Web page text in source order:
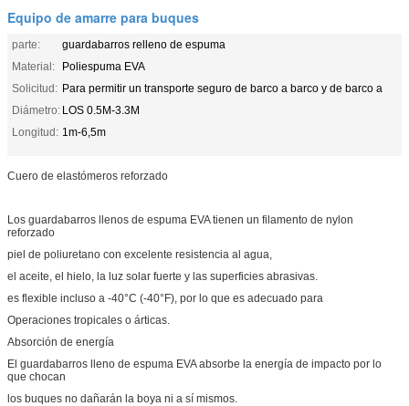
Equipo de amarre para buques
parte:
guardabarros relleno de espuma
Material:
Poliespuma EVA
Solicitud: Para permitir un transporte seguro de barco a barco y de barco a
Diámetro: LOS 0.5M-3.3M
Longitud: 1m-6,5m
Cuero de elastómeros reforzado
Los guardabarros llenos de espuma EVA tienen un filamento de nylon
reforzado
piel de poliuretano con excelente resistencia al agua,
el aceite, el hielo, la luz solar fuerte y las superficies abrasivas.
es flexible incluso a -40°C (-40°F), por lo que es adecuado para
Operaciones tropicales o árticas.
Absorción de energía
El guardabarros lleno de espuma EVA absorbe la energía de impacto por lo
que chocan
los buques no dañarán la boya ni a sí mismos.